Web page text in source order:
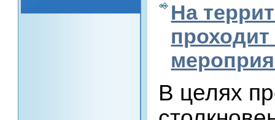
На
В целях